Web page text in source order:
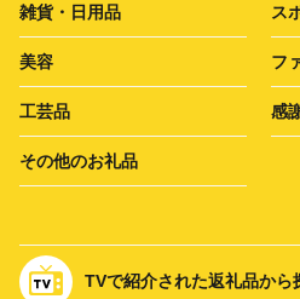
雑貨・日用品 ス
美容 フ
工芸品 感
その他のお礼品
TVで紹介された返礼品から